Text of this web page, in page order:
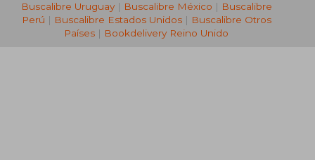
Buscalibre Uruguay| Buscalibre México | Buscalibre
Perú | Buscalibre Estados Unidos| Buscalibre Otros
Países | Bookdelivery Reino Unido